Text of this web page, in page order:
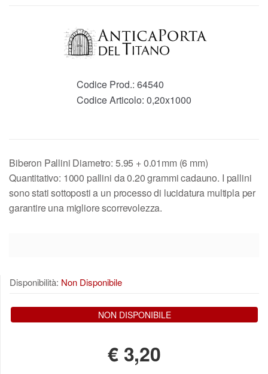
Codice Prod.: 64540
Codice Articolo: 0,20x1000
Biberon Pallini Diametro: 5.95 + 0.01mm (6 mm)
Quantitativo: 1000 pallini da 0.20 grammi cadauno. I pallini
sono stati sottoposti a un processo di lucidatura multipla per
garantire una migliore scorrevolezza.
Disponibilità: Non Disponibile
NON DISPONIBILE
€ 3,20